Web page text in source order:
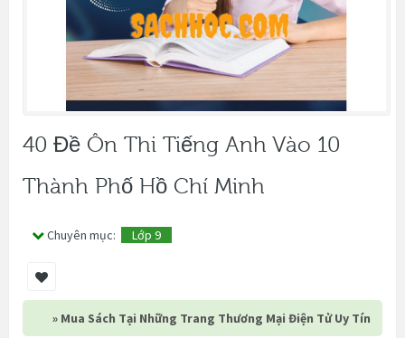
40 Đề Ôn Thi Tiếng Anh Vào 10
Thành Phố Hồ Chí Minh
Chuyên mục: Lớp 9
» Mua Sách Tại Những Trang Thương Mại Điện Tử Uy Tín